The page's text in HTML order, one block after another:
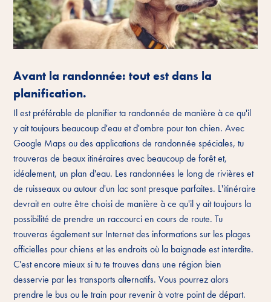
Avant la randonnée: tout est dans la
planification.
Il est préférable de planifier ta randonnée de manière à ce qu'il
y ait toujours beaucoup d'eau et d'ombre pour ton chien. Avec
Google Maps ou des applications de randonnée spéciales, tu
trouveras de beaux itinéraires avec beaucoup de forêt et,
idéalement, un plan d'eau. Les randonnées le long de rivières et
de ruisseaux ou autour d'un lac sont presque parfaites. L'itinéraire
devrait en outre être choisi de manière à ce qu'il y ait toujours la
possibilité de prendre un raccourci en cours de route. Tu
trouveras également sur Internet des informations sur les plages
officielles pour chiens et les endroits où la baignade est interdite.
C'est encore mieux si tu te trouves dans une région bien
desservie par les transports alternatifs. Vous pourrez alors
prendre le bus ou le train pour revenir à votre point de départ.